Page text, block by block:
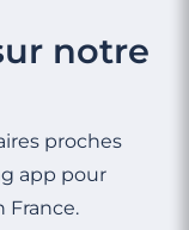
notre
proches
app pour
France.